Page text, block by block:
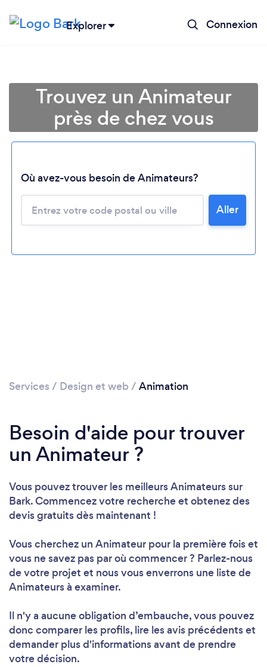
Explorer Connexion
Chargement...
Trouvez un Animateur
près de chez vous
Où avez-vous besoin de Animateurs?
Aller
Services / Design et web / Animation
Besoin d'aide pour trouver
un Animateur ?
Vous pouvez trouver les meilleurs Animateurs sur
Bark. Commencez votre recherche et obtenez des
devis gratuits dès maintenant !
Vous cherchez un Animateur pour la première fois et
vous ne savez pas par où commencer ? Parlez-nous
de votre projet et nous vous enverrons une liste de
Animateurs à examiner.
Il n'y a aucune obligation d’embauche, vous pouvez
donc comparer les profils, lire les avis précédents et
demander plus d'informations avant de prendre
votre décision.